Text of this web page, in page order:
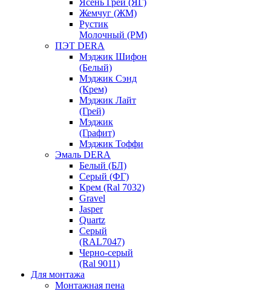
Ясень Грей (ЯГ)
Жемчуг (ЖМ)
Рустик
Молочный (РМ)
ПЭТ DERA
Мэджик Шифон
(Белый)
Мэджик Сэнд
(Крем)
Мэджик Лайт
(Грей)
Мэджик
(Графит)
Мэджик Тоффи
Эмаль DERA
Белый (БЛ)
Серый (ФГ)
Крем (Ral 7032)
Gravel
Jasper
Quartz
Серый
(RAL7047)
Черно-серый
(Ral 9011)
Для монтажа
Монтажная пена